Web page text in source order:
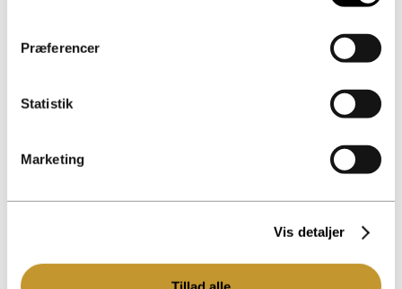
Præferencer
Statistik
Marketing
Vis detaljer